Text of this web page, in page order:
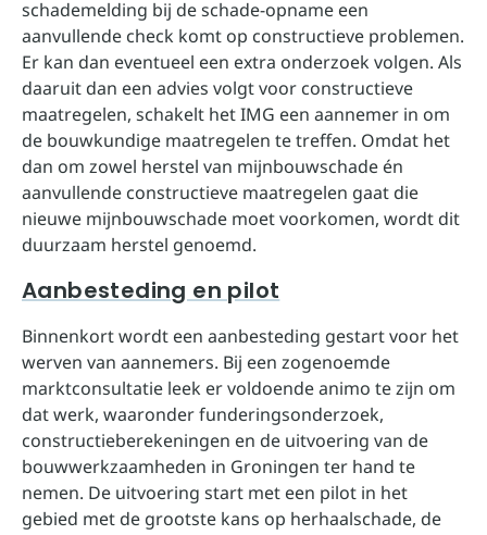
schademelding bij de schade-opname een
aanvullende check komt op constructieve problemen.
Er kan dan eventueel een extra onderzoek volgen. Als
daaruit dan een advies volgt voor constructieve
maatregelen, schakelt het IMG een aannemer in om
de bouwkundige maatregelen te treffen. Omdat het
dan om zowel herstel van mijnbouwschade én
aanvullende constructieve maatregelen gaat die
nieuwe mijnbouwschade moet voorkomen, wordt dit
duurzaam herstel genoemd.
Aanbesteding en pilot
Binnenkort wordt een aanbesteding gestart voor het
werven van aannemers. Bij een zogenoemde
marktconsultatie leek er voldoende animo te zijn om
dat werk, waaronder funderingsonderzoek,
constructieberekeningen en de uitvoering van de
bouwwerkzaamheden in Groningen ter hand te
nemen. De uitvoering start met een pilot in het
gebied met de grootste kans op herhaalschade, de